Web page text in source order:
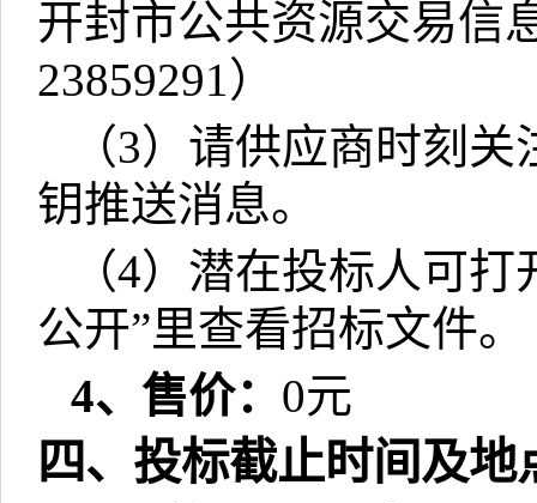
开封市公共资源交易信
23859291）
（3）请供应商时刻
钥推送消息。
（4）潜在投标人可打
公开”里查看招标文件。
4、售价： 0元
四、投标截止时间及地